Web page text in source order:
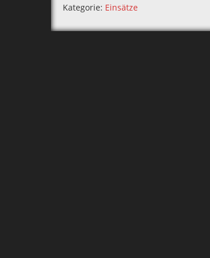
Kategorie: Einsätze